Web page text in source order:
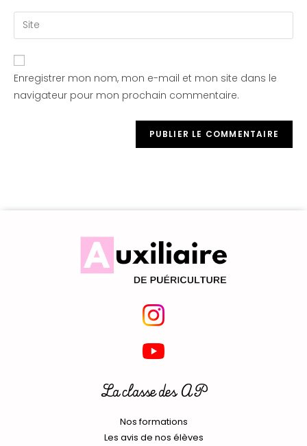
Enregistrer mon nom, mon e-mail et mon site dans le
navigateur pour mon prochain commentaire.
La classe des AP
Nos formations
Les avis de nos élèves